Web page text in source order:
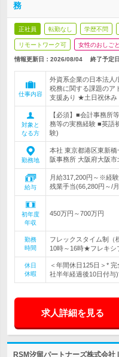
務
正社員 転勤なし 学歴不問
リモートワーク可 女性のおしご
情報更新日：2026/08/04 終了予定
仕事内容
外資系企業の日本法人
税務に関する課題のア
支援あり ★土日祝休み
対象と
なる方
【必須】■会計事務所
務等の実務経験 ■英語
験)
勤務地
本社 東京都港区東新
阪事務所 大阪府大阪市
給与
月給317,200円～※経
残業手当(66,280円～/
初年度
年収
450万円～700万円
勤務
時間
フレックスタイム制
10時～16時★フレキ
休日
休暇
＜年間休日125日＞*
社半年経過後10日付与
求人詳細を見る
RSM汐留パートナーズ株式会社